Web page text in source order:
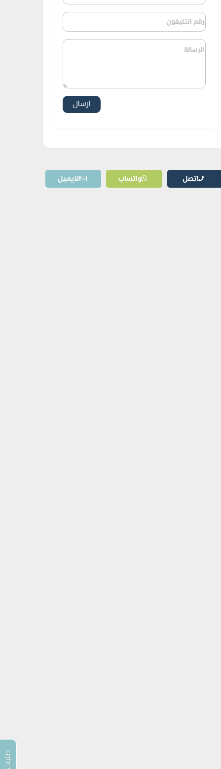
اتصل واتساب الايميل